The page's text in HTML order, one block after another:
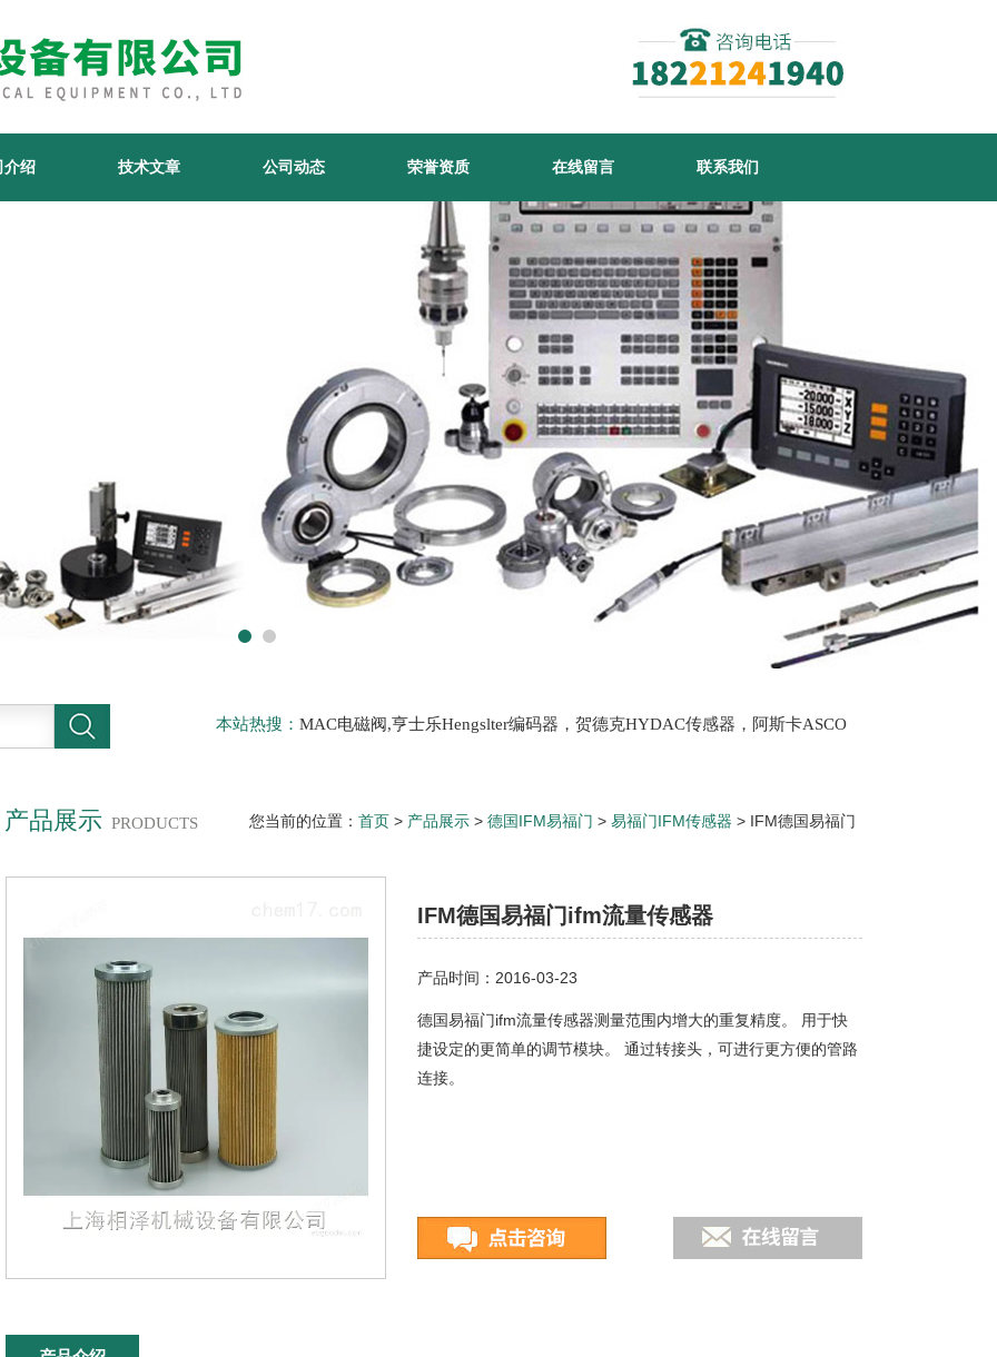
介绍 技术文章 公司动态 荣誉资质 在线留言 联系我们
本站热搜： MAC电磁阀,亨士乐Hengslter编码器，贺德克HYDAC传感器，阿斯卡ASCO
产品展示 PRODUCTS 您当前的位置： 首页 > 产品展示 > 德国IFM易福门 > 易福门IFM传感器 > IFM德国易福门
IFM德国易福门ifm流量传感器
产品时间：2016-03-23
德国易福门ifm流量传感器测量范围内增大的重复精度。 用于快
捷设定的更简单的调节模块。 通过转接头，可进行更方便的管路
连接。